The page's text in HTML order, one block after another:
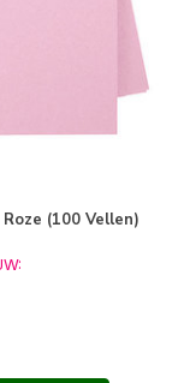
(100 Vellen)